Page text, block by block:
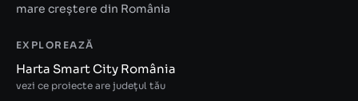
mare creștere din România
EXPLOREAZĂ
Harta Smart City România
vezi ce proiecte are județul tău